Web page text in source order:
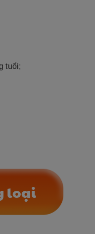
tuổi;
loại